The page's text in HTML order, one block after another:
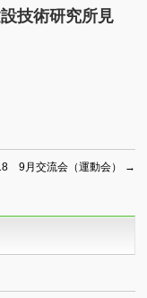
技術研究所見
9月交流会（運動会） →